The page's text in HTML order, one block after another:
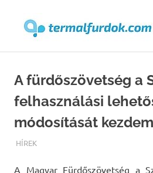
contentA fürdőszövetség a
felhasználási
módosítását
TERMALFURDOK.COM
HÍREK
A Magyar Fürdőszövetség a